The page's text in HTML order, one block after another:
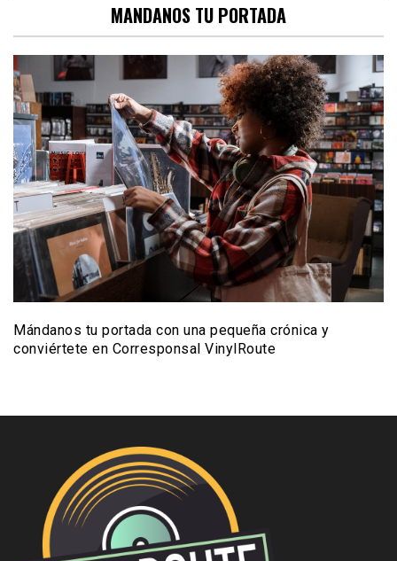
MANDANOS TU PORTADA
Mándanos tu portada con una pequeña crónica y
conviértete en Corresponsal VinylRoute